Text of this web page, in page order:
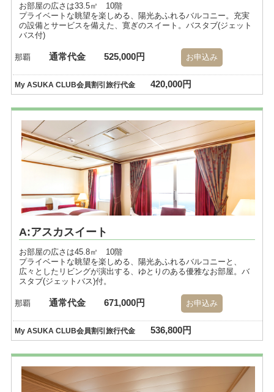
お部屋の広さは33.5㎡ 10階
プライベートな眺望を楽しめる、陽光あふれるバルコニー。充実
の設備とサービスを備えた、寛ぎのスイート。バスタブ(ジェット
バス付)
那覇 通常代金 525,000円 お申込み
My ASUKA CLUB会員割引旅行代金 420,000円
A:アスカスイート
お部屋の広さは45.8㎡ 10階
プライベートな眺望を楽しめる、陽光あふれるバルコニーと、
広々としたリビングが演出する、ゆとりのある優雅なお部屋。バ
スタブ(ジェットバス)付。
那覇 通常代金 671,000円 お申込み
My ASUKA CLUB会員割引旅行代金 536,800円